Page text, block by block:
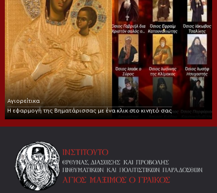
Αγιορείτικα
Η εφαρμογή της Βηματάρισσας με ένα κλικ στο κινητό σας